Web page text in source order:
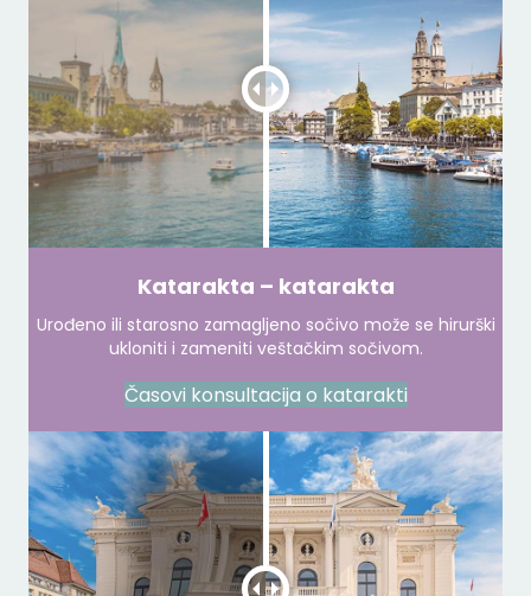
Katarakta – katarakta
Urođeno ili starosno zamagljeno sočivo može se hirurški
ukloniti i zameniti veštačkim sočivom.
Časovi konsultacija o katarakti